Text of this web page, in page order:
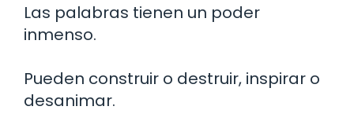
Las palabras tienen un poder
inmenso.
Pueden construir o destruir, inspirar o
desanimar.